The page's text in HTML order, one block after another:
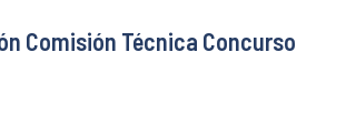
Comisión Técnica Concurso